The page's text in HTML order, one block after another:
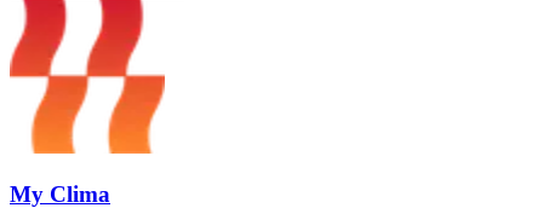
My Clima